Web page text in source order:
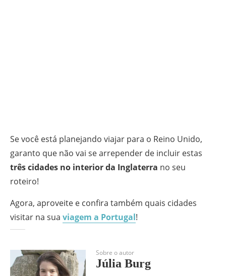
Se você está planejando viajar para o Reino Unido,
garanto que não vai se arrepender de incluir estas
três cidades no interior da Inglaterra no seu
roteiro!
Agora, aproveite e confira também quais cidades
visitar na sua viagem a Portugal!
Sobre o autor
Júlia Burg